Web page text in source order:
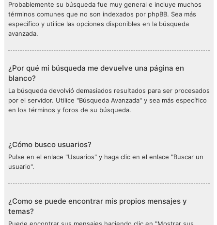
Probablemente su búsqueda fue muy general e incluye muchos
términos comunes que no son indexados por phpBB. Sea más
específico y utilice las opciones disponibles en la búsqueda
avanzada.
¿Por qué mi búsqueda me devuelve una página en
blanco?
La búsqueda devolvió demasiados resultados para ser procesados
por el servidor. Utilice "Búsqueda Avanzada" y sea más específico
en los términos y foros de su búsqueda.
¿Cómo busco usuarios?
Pulse en el enlace "Usuarios" y haga clic en el enlace "Buscar un
usuario".
¿Como se puede encontrar mis propios mensajes y
temas?